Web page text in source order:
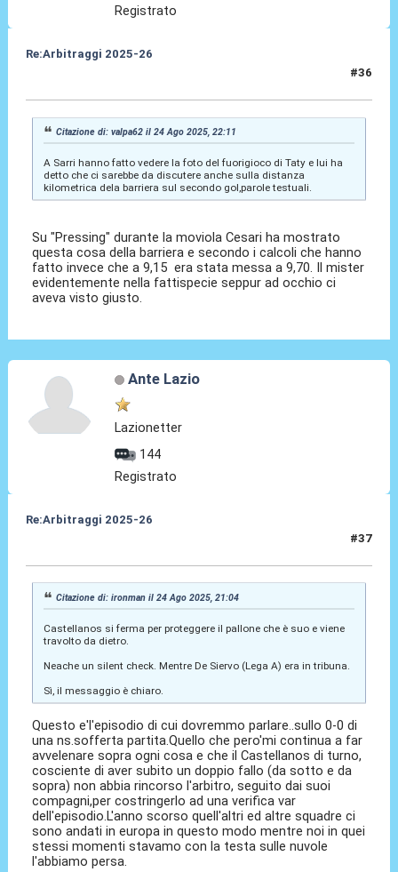
Registrato
Re:Arbitraggi 2025-26
#36
Citazione di: valpa62 il 24 Ago 2025, 22:11
A Sarri hanno fatto vedere la foto del fuorigioco di Taty e lui ha
detto che ci sarebbe da discutere anche sulla distanza
kilometrica dela barriera sul secondo gol,parole testuali.
Su "Pressing" durante la moviola Cesari ha mostrato
questa cosa della barriera e secondo i calcoli che hanno
fatto invece che a 9,15 era stata messa a 9,70. Il mister
evidentemente nella fattispecie seppur ad occhio ci
aveva visto giusto.
Ante Lazio
Lazionetter
144
Registrato
Re:Arbitraggi 2025-26
#37
Citazione di: ironman il 24 Ago 2025, 21:04
Castellanos si ferma per proteggere il pallone che è suo e viene
travolto da dietro.
Neache un silent check. Mentre De Siervo (Lega A) era in tribuna.
Sì, il messaggio è chiaro.
Questo e'l'episodio di cui dovremmo parlare..sullo 0-0 di
una ns.sofferta partita.Quello che pero'mi continua a far
avvelenare sopra ogni cosa e che il Castellanos di turno,
cosciente di aver subito un doppio fallo (da sotto e da
sopra) non abbia rincorso l'arbitro, seguito dai suoi
compagni,per costringerlo ad una verifica var
dell'episodio.L'anno scorso quell'altri ed altre squadre ci
sono andati in europa in questo modo mentre noi in quei
stessi momenti stavamo con la testa sulle nuvole
l'abbiamo persa.